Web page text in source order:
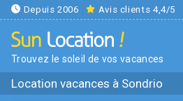
Depuis 2006 Avis clients 4,4/5
Trouvez le soleil de vos vacances
Location vacances à Sondrio